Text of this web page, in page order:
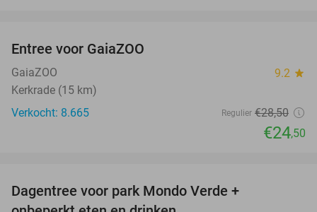
Entree voor GaiaZOO
GaiaZOO 9.2 star
Kerkrade (15 km)
Verkocht: 8.665
Regulier €28,50
€24,50
Dagentree voor park Mondo Verde +